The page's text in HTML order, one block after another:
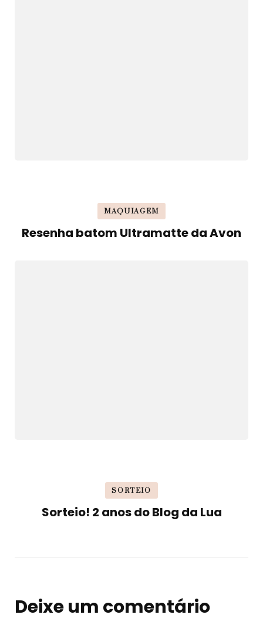
MAQUIAGEM
Resenha batom Ultramatte da Avon
SORTEIO
Sorteio! 2 anos do Blog da Lua
Deixe um comentário